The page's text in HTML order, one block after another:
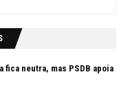
fica neutra, mas PSDB apoia